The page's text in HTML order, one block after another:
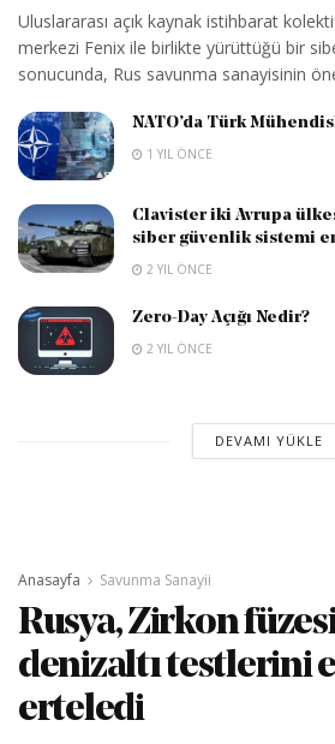
Uluslararası açık kaynak istihbarat
merkezi Fenix ile birlikte yürüttüğü bir
sonucunda, Rus savunma sanayisinin
NATO’da Türk
1 YIL ÖNCE
Clavister iki Avrupa
siber güvenlik sistemi
2 YIL ÖNCE
Zero-Day Açığı Nedir?
2 YIL ÖNCE
DEVAMI YÜKLE
Anasayfa Savunma Sanayii
Rusya, Zirkon
denizaltı testlerini
erteledi